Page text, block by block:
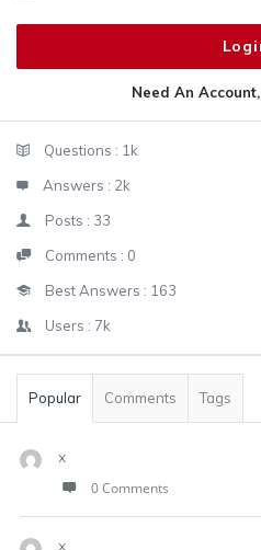
Need An Account,
StatsQuestions : 1k
Answers : 2k
Posts : 33
Comments : 0
Best Answers : 163
Users : 7k
Popular Comments Tags
x
0 Comments
x